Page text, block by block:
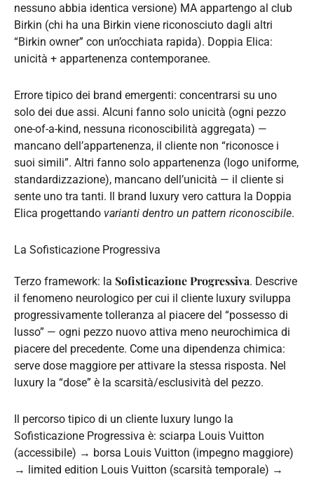
nessuno abbia identica versione) MA appartengo al club
Birkin (chi ha una Birkin viene riconosciuto dagli altri
“Birkin owner” con un’occhiata rapida). Doppia Elica:
unicità + appartenenza contemporanee.
Errore tipico dei brand emergenti: concentrarsi su uno
solo dei due assi. Alcuni fanno solo unicità (ogni pezzo
one-of-a-kind, nessuna riconoscibilità aggregata) —
mancano dell’appartenenza, il cliente non “riconosce i
suoi simili”. Altri fanno solo appartenenza (logo uniforme,
standardizzazione), mancano dell’unicità — il cliente si
sente uno tra tanti. Il brand luxury vero cattura la Doppia
Elica progettando varianti dentro un pattern riconoscibile.
La Sofisticazione Progressiva
Terzo framework: la Sofisticazione Progressiva. Descrive
il fenomeno neurologico per cui il cliente luxury sviluppa
progressivamente tolleranza al piacere del “possesso di
lusso” — ogni pezzo nuovo attiva meno neurochimica di
piacere del precedente. Come una dipendenza chimica:
serve dose maggiore per attivare la stessa risposta. Nel
luxury la “dose” è la scarsità/esclusività del pezzo.
Il percorso tipico di un cliente luxury lungo la
Sofisticazione Progressiva è: sciarpa Louis Vuitton
(accessibile) → borsa Louis Vuitton (impegno maggiore)
→ limited edition Louis Vuitton (scarsità temporale) →